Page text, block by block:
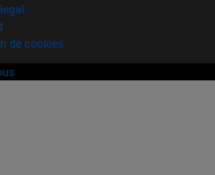
de cookies